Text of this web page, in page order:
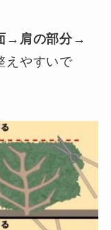
→肩の部分→
えやすいで